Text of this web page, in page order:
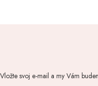
Vložte svoj e-mail a my Vám